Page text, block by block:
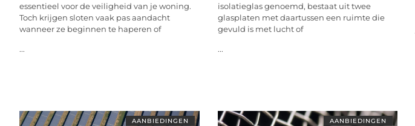
essentieel voor de veiligheid van je woning.
Toch krijgen sloten vaak pas aandacht
wanneer ze beginnen te haperen of
...
isolatieglas genoemd, bestaat uit twee
glasplaten met daartussen een ruimte die
gevuld is met lucht of
...
AANBIEDINGEN AANBIEDINGEN